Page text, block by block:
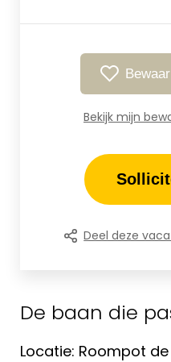
De baan die
Locatie: Roompot
Bekijk mijn
Deel deze